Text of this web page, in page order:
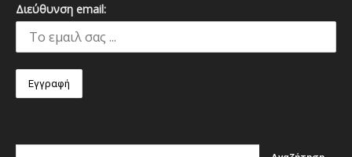
Διεύθυνση email: